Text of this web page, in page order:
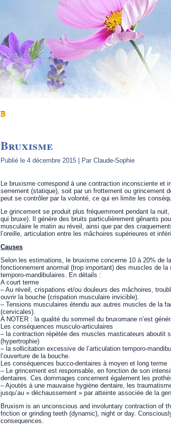
B
Bruxisme
Publié le 4 décembre 2015 Par Claude-Sophie
Le bruxisme correspond à une contraction inconsciente
serrement (statique), soit par un frottement ou grincement
peut se contrôler par la volonté, ce qui en limite les
Le grincement se produit plus fréquemment pendant la
qui bruxe). Il génère des bruits particulièrement gênants
musculaire le matin au réveil, ainsi que par des
l’oreille, articulation entre les mâchoires supérieures et
Causes
Selon les estimations, le bruxisme concerne 10 à 20% de
fonctionnement anormal (trop important) des muscles de
temporo-mandibulaires. En détails :
A court terme
– Au réveil, crispations et/ou douleurs des mâchoires,
ouvrir la bouche (crispation musculaire invicible).
– Tensions musculaires étendu aux autres muscles de la
(cervicales).
A NOTER : la qualité du sommeil du bruxomane n’est
Les conséquences musculo-articulaires
– la contraction répétée des muscles masticateurs aboutit
(hypertrophie)
– la sollicitation excessive de l’articulation temporo-
l’ouverture de la bouche.
Les conséquences bucco-dentaires à moyen et long terme
– Le grincement est responsable, en fonction de son
dentaires. Ces dommages concernent également les
– Ajoutés à une mauvaise hygiène dentaire, les
jusqu’au « déchaussement » par atteinte associée de la
Bruxism is an unconscious and involuntary contraction of
friction or grinding teeth (dynamic), night or day.
consequences.